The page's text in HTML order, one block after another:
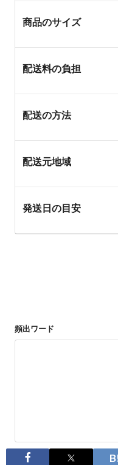
商品のサイズ
配送料の負担
配送の方法
配送元地域
発送日の目安
頻出ワード